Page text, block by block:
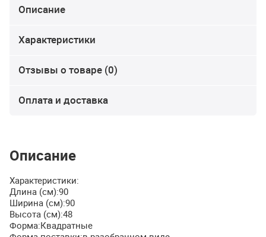
Описание
Характеристики
Отзывы о товаре (0)
Оплата и доставка
Описание
Характеристики:
Длина (см):90
Ширина (см):90
Высота (см):48
Форма:Квадратные